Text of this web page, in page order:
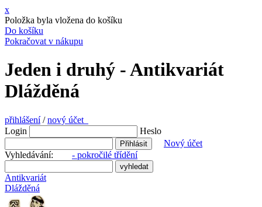
x
Položka byla vložena do košíku
Do košíku
Pokračovat v nákupu
Jeden i druhý - Antikvariát
Dlážděná
přihlášení/nový účet
Login
Heslo
Nový účet
Vyhledávání: - pokročilé třídění
Antikvariát
Dlážděná